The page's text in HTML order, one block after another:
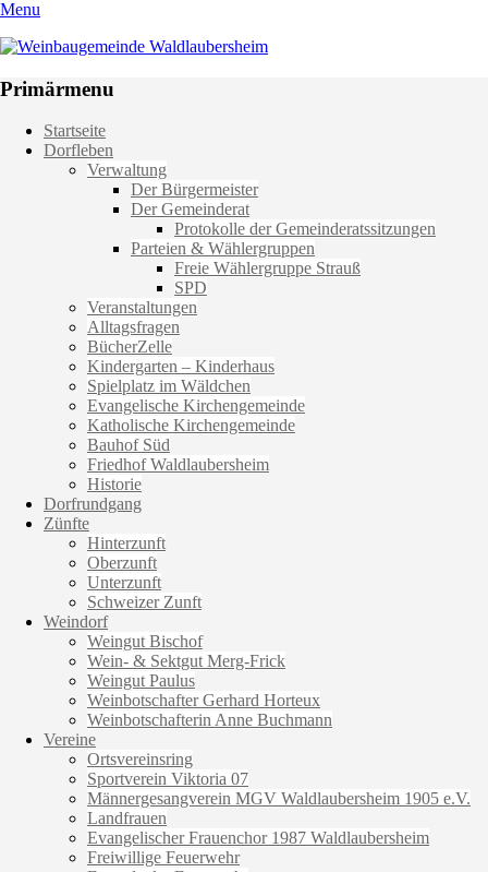
Menu
Weinbaugemeinde Waldlaubersheim
Primärmenu
Weiter
zum
Startseite
Dorfleben
Verwaltung
Der Bürgermeister
Der Gemeinderat
Protokolle der Gemeinderatssitzungen
Parteien & Wählergruppen
Freie Wählergruppe Strauß
SPD
Veranstaltungen
Alltagsfragen
BücherZelle
Kindergarten – Kinderhaus
Spielplatz im Wäldchen
Evangelische Kirchengemeinde
Katholische Kirchengemeinde
Bauhof Süd
Friedhof Waldlaubersheim
Historie
Dorfrundgang
Zünfte
Hinterzunft
Oberzunft
Unterzunft
Schweizer Zunft
Weindorf
Weingut Bischof
Wein- & Sektgut Merg-Frick
Weingut Paulus
Weinbotschafter Gerhard Horteux
Weinbotschafterin Anne Buchmann
Vereine
Ortsvereinsring
Sportverein Viktoria 07
Männergesangverein MGV Waldlaubersheim 1905 e.V.
Landfrauen
Evangelischer Frauenchor 1987 Waldlaubersheim
Freiwillige Feuerwehr